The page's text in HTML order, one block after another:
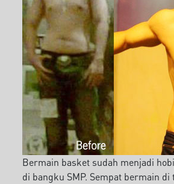
Bermain basket sudah menjadi
di bangku SMP. Sempat bermain